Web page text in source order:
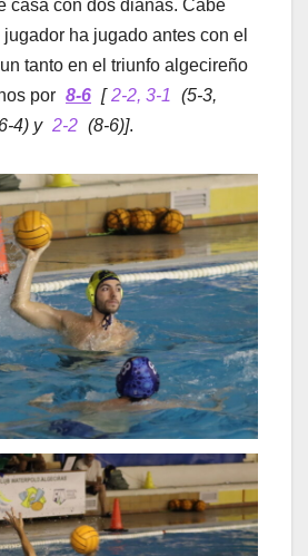
casa con dos dianas. Cabe
ha jugado antes con el
tanto en el triunfo algecireño
por 8-6 [ 2-2, 3-1
(5-3,
4) y 2-2 (8-6)].